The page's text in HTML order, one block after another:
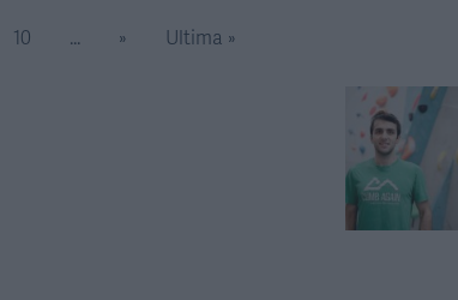
10 ... » Ultima »